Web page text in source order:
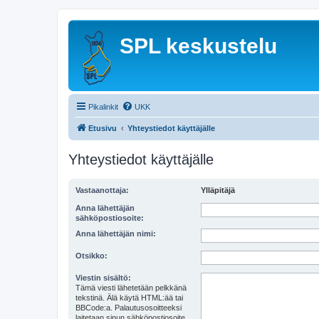
SPL keskustelu
Pikalinkit UKK
Etusivu Yhteystiedot käyttäjälle
Yhteystiedot käyttäjälle
Vastaanottaja: Ylläpitäjä
Anna lähettäjän
sähköpostiosoite:
Anna lähettäjän nimi:
Otsikko:
Viestin sisältö:
Tämä viesti lähetetään pelkkänä
tekstinä. Älä käytä HTML:ää tai
BBCode:a. Palautusosoitteeksi